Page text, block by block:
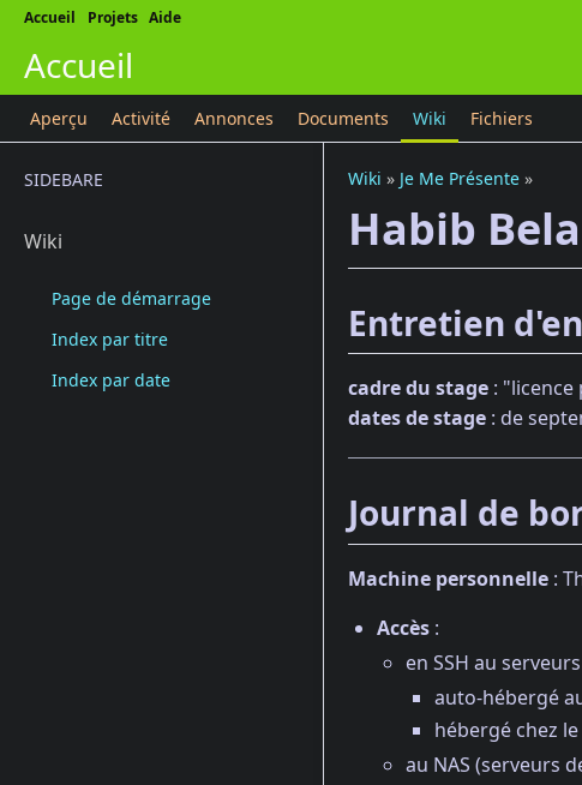
Accueil Projets Aide
Accueil
Aperçu Activité Annonces Documents Wiki Fichiers
SIDEBARE
Wiki
Page de démarrage
Index par titre
Index par date
Wiki » Je Me Présente »
Habib
Entretien
cadre du stage : "licence
dates de stage : de
Journal de
Machine personnelle :
Accès :
en SSH au
auto-hébergé
hébergé chez
au NAS (serveurs